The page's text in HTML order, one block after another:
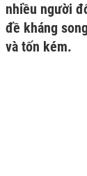
nhiều người
đề kháng
và tốn kém.